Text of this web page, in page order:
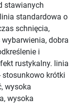
stawianych
standardowa o
schnięcia,
dobra
i
rustykalny. linia
stosunkowo krótki
wysoka
wysoka